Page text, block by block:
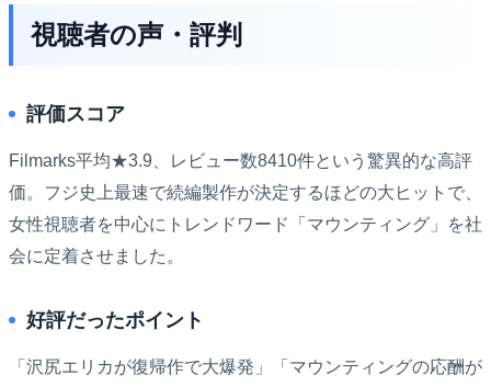
視聴者の声・評判
評価スコア
Filmarks平均★3.9、レビュー数8410件という驚異的な高評
価。フジ史上最速で続編製作が決定するほどの大ヒットで、
女性視聴者を中心にトレンドワード「マウンティング」を社
会に定着させました。
好評だったポイント
「沢尻エリカが復帰作で大爆発」「マウンティングの応酬が